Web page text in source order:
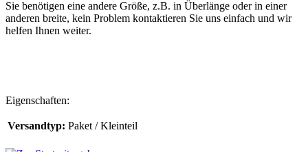
Sie benötigen eine andere Größe, z.B. in Überlänge oder in einer
anderen breite, kein Problem kontaktieren Sie uns einfach und wir
helfen Ihnen weiter.
Eigenschaften:
Versandtyp: Paket / Kleinteil